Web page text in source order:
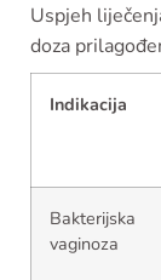
Uspjeh
doza
Indikacija
Bakterijska
vaginoza